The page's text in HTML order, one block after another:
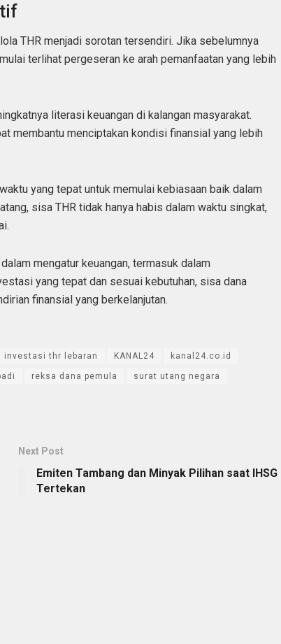
THR menjadi sorotan tersendiri. Jika sebelumnya
terlihat pergeseran ke arah pemanfaatan yang lebih
literasi keuangan di kalangan masyarakat.
membantu menciptakan kondisi finansial yang lebih
yang tepat untuk memulai kebiasaan baik dalam
sisa THR tidak hanya habis dalam waktu singkat,
mengatur keuangan, termasuk dalam
yang tepat dan sesuai kebutuhan, sisa dana
finansial yang berkelanjutan.
investasi thr lebaran KANAL24 kanal24.co.id
reksa dana pemula surat utang negara
Next Post
Emiten Tambang dan Minyak Pilihan saat IHSG
Tertekan